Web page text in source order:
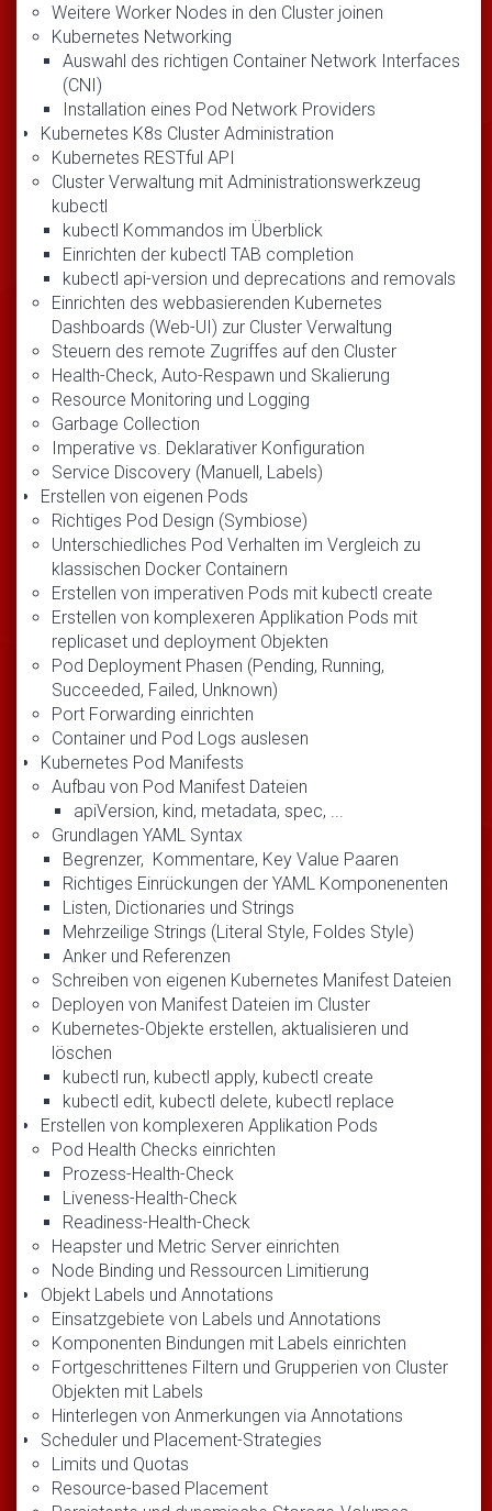
Weitere Worker Nodes in den Cluster joinen
Kubernetes Networking
Auswahl des richtigen Container Network Interfaces
(CNI)
Installation eines Pod Network Providers
Kubernetes K8s Cluster Administration
Kubernetes RESTful API
Cluster Verwaltung mit Administrationswerkzeug
kubectl
kubectl Kommandos im Überblick
Einrichten der kubectl TAB completion
kubectl api-version und deprecations and removals
Einrichten des webbasierenden Kubernetes
Dashboards (Web-UI) zur Cluster Verwaltung
Steuern des remote Zugriffes auf den Cluster
Health-Check, Auto-Respawn und Skalierung
Resource Monitoring und Logging
Garbage Collection
Imperative vs. Deklarativer Konfiguration
Service Discovery (Manuell, Labels)
Erstellen von eigenen Pods
Richtiges Pod Design (Symbiose)
Unterschiedliches Pod Verhalten im Vergleich zu
klassischen Docker Containern
Erstellen von imperativen Pods mit kubectl create
Erstellen von komplexeren Applikation Pods mit
replicaset und deployment Objekten
Pod Deployment Phasen (Pending, Running,
Succeeded, Failed, Unknown)
Port Forwarding einrichten
Container und Pod Logs auslesen
Kubernetes Pod Manifests
Aufbau von Pod Manifest Dateien
apiVersion, kind, metadata, spec, ...
Grundlagen YAML Syntax
Begrenzer, Kommentare, Key Value Paaren
Richtiges Einrückungen der YAML Komponenenten
Listen, Dictionaries und Strings
Mehrzeilige Strings (Literal Style, Foldes Style)
Anker und Referenzen
Schreiben von eigenen Kubernetes Manifest Dateien
Deployen von Manifest Dateien im Cluster
Kubernetes-Objekte erstellen, aktualisieren und
löschen
kubectl run, kubectl apply, kubectl create
kubectl edit, kubectl delete, kubectl replace
Erstellen von komplexeren Applikation Pods
Pod Health Checks einrichten
Prozess-Health-Check
Liveness-Health-Check
Readiness-Health-Check
Heapster und Metric Server einrichten
Node Binding und Ressourcen Limitierung
Objekt Labels und Annotations
Einsatzgebiete von Labels und Annotations
Komponenten Bindungen mit Labels einrichten
Fortgeschrittenes Filtern und Grupperien von Cluster
Objekten mit Labels
Hinterlegen von Anmerkungen via Annotations
Scheduler und Placement-Strategies
Limits und Quotas
Resource-based Placement